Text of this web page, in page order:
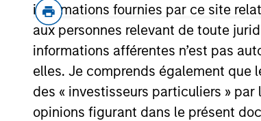
informations fournies par ce site
aux personnes relevant de toute
informations afférentes n’est pas
elles. Je comprends également que
des « investisseurs particuliers »
opinions figurant dans le présent
Overview